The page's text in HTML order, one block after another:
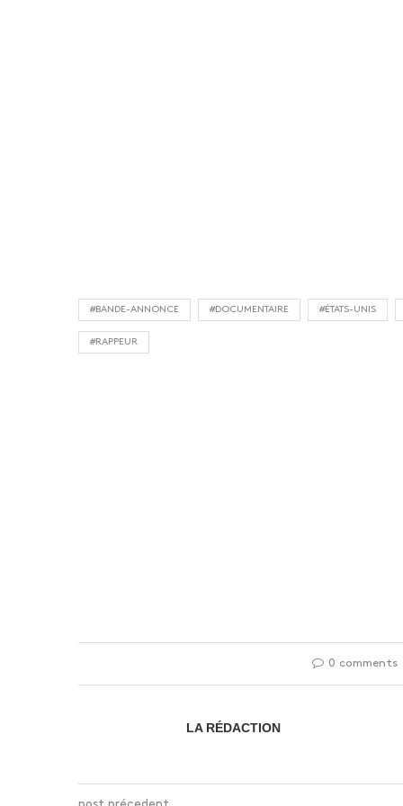
#BANDE-ANNONCE #DOCUMENTAIRE #ÉTATS-UNIS
#RAPPEUR
0 comments
LA RÉDACTION
post précedent